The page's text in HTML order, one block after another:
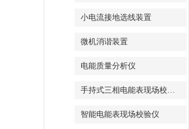
小电流接地选线装置
微机消谐装置
电能质量分析仪
手持式三相电能表现场校验仪
智能电能表现场校验仪